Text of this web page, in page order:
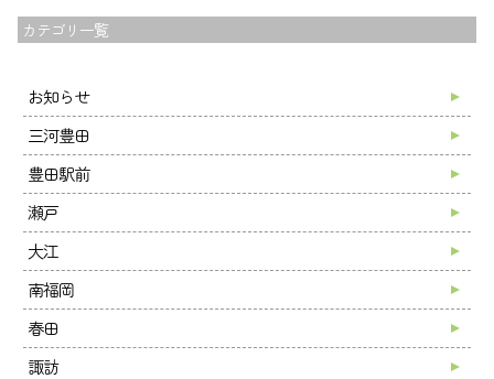
カテゴリ一覧
お知らせ
三河豊田
豊田駅前
瀬戸
大江
南福岡
春田
諏訪